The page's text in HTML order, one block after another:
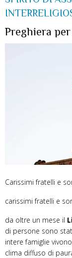
Preghiera
Carissimi fratelli e
carissimi fratelli e
da oltre un mese il
di persone sono
intere famiglie
clima diffuso di